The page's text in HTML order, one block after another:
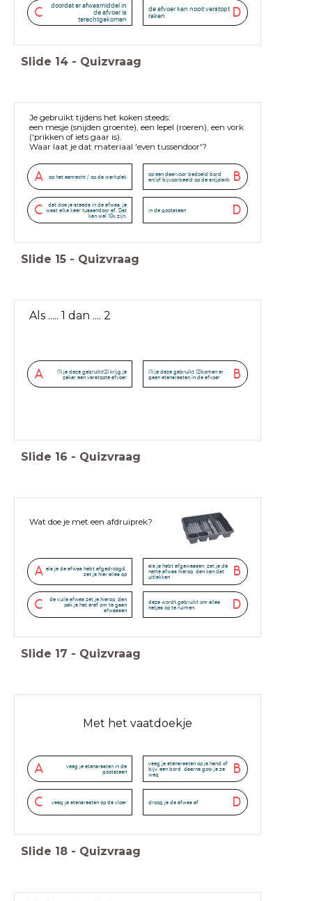
C
doordat er afwasmiddel in
de afvoer is
terechtgekomen
D
de afvoer kan nooit verstopt
raken
Slide 14 - Quizvraag
Je gebruikt tijdens het koken steeds:
een mesje (snijden groente), een lepel (roeren), een vork
('prikken of iets gaar is).
Waar laat je dat materiaal 'even tussendoor'?
A op het aanrecht / op de werkplek B
op een daarvoor bedoeld bord
en/of bijvoorbeeld op de snijplank
C
dat doe je steeds in de afwas, je
wast elke keer tussendoor af. Dat
kan wel 10x zijn.
D
in de gootsteen
Slide 15 - Quizvraag
Als ..... 1 dan .... 2
A
(1) je deze gebruikt(2) krijg je
zeker een verstopte afvoer
B
(1) je deze gebruikt (2)komen er
geen etensresten in de afvoer
Slide 16 - Quizvraag
Wat doe je met een afdruiprek?
A als je de afwas hebt afgedroogd,
zet je hier alles op
B
als je hebt afgewassen, zet je de
natte afwas hierop, dan kan dat
uitlekken
C
de vuile afwas zet je hierop, dan
pak je het eraf om te gaan
afwassen
D
deze wordt gebruikt om alles
netjes op te ruimen.
Slide 17 - Quizvraag
Met het vaatdoekje
A
veeg je etensresten in de
gootsteen
B
veeg je etensresten op je hand of
bijv. een bord, daarna gooi je ze
weg
C veeg je etensresten op de vloer D
droog je de afwas af
Slide 18 - Quizvraag